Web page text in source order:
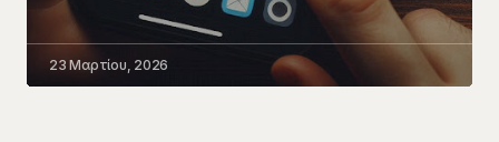
23 Μαρτίου, 2026